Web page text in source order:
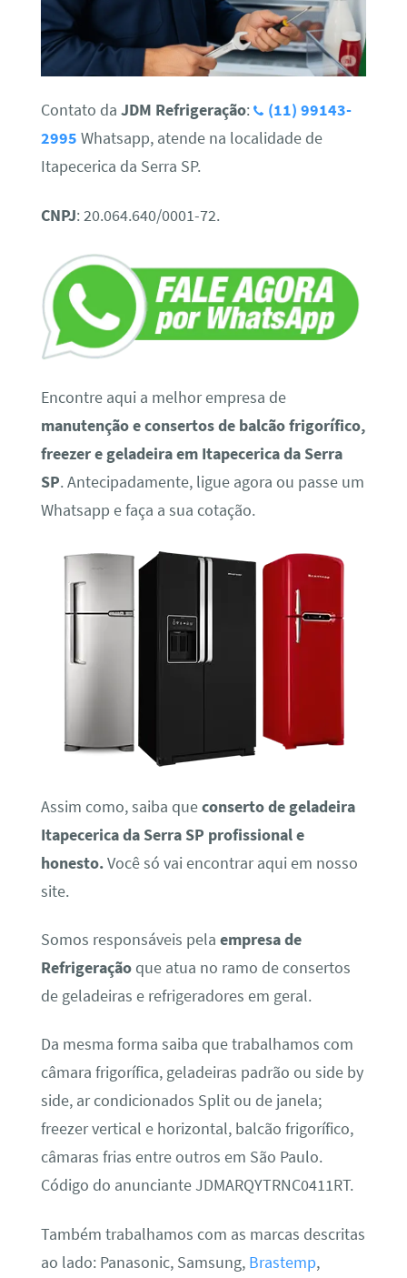
Contato da JDM Refrigeração:
(11) 99143-
2995 Whatsapp, atende na localidade de
Itapecerica da Serra SP.
CNPJ: 20.064.640/0001-72.
Encontre aqui a melhor empresa de
manutenção e consertos de balcão frigorífico,
freezer e geladeira em Itapecerica da Serra
SP. Antecipadamente, ligue agora ou passe um
Whatsapp e faça a sua cotação.
Assim como, saiba queconserto de geladeira
Itapecerica da Serra SP profissional e
honesto.Você só vai encontrar aqui em nosso
site.
Somos responsáveis pela empresa de
Refrigeraçãoque atua no ramo de consertos
de geladeiras e refrigeradores em geral.
Da mesma forma saiba que trabalhamos com
câmara frigorífica, geladeiras padrão ou side by
side, ar condicionados Split ou de janela;
freezer vertical e horizontal, balcão frigorífico,
câmaras frias entre outros em São Paulo.
Código do anunciante JDMARQYTRNC0411RT.
Também trabalhamos com as marcas descritas
ao lado: Panasonic, Samsung, Brastemp,